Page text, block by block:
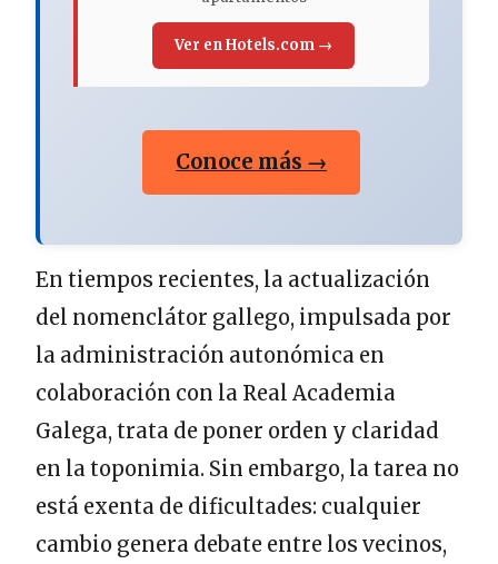
Ver en Hotels.com →
Conoce más →
En tiempos recientes, la actualización
del nomenclátor gallego, impulsada por
la administración autonómica en
colaboración con la Real Academia
Galega, trata de poner orden y claridad
en la toponimia. Sin embargo, la tarea no
está exenta de dificultades: cualquier
cambio genera debate entre los vecinos,